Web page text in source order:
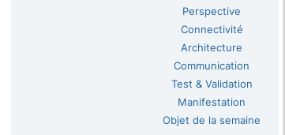
Perspective
Connectivité
Architecture
Communication
Test & Validation
Manifestation
Objet de la semaine